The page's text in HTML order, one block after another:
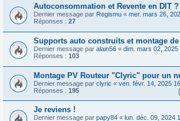
Autoconsommation et Revente en DIT ?
Dernier message par Regismu « mer. mars 26,
Réponses : 27
Supports auto construits et montage de
Dernier message par alain56 « dim. mars 02, 2025
Réponses : 103
Montage PV Routeur "Clyric" pour un
Dernier message par clyric « ven. févr. 14, 2025
Réponses : 195
Je reviens !
Dernier message par papy84 « lun. déc. 09, 2024